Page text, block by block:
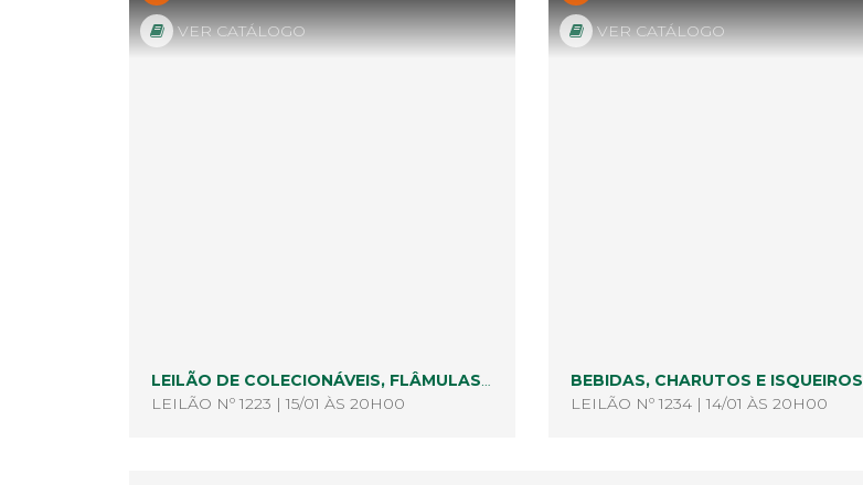
LEILÃO DE COLECIONÁVEIS, FLÂMULAS ANTIGAS
LEILÃO Nº 1223 | 15/01 ÀS 20H00
VER CATÁLOGO
BEBIDAS, CHARUTOS E ISQUEIROS
LEILÃO Nº 1234 | 14/01 ÀS 20H00
VER CATÁLOGO